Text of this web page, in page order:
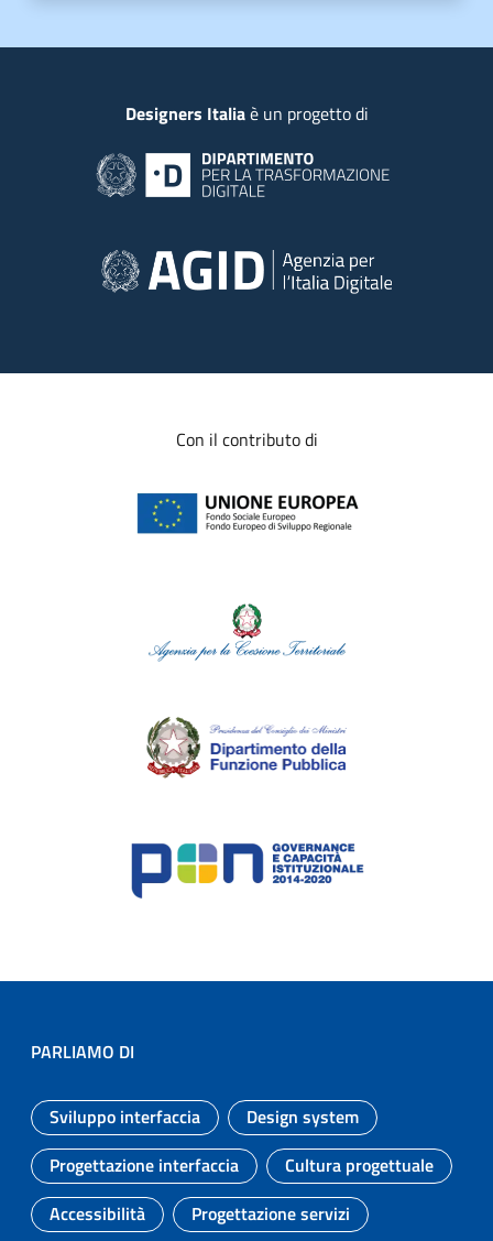
Designers Italiaè un progetto di
Con il contributo di
PARLIAMO DI
Argomento:
Sviluppo interfaccia
Argomento:
Design system
Argomento:
Progettazione interfaccia
Argomento:
Cultura progettuale
Argomento:
Accessibilità
Argomento:
Progettazione servizi